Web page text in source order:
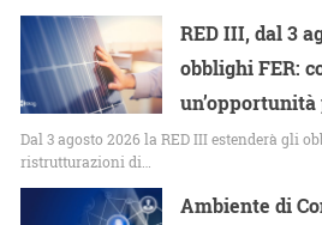
RED III, dal 3
obblighi FER:
Dal 3 agosto 2026 la RED III estenderà gli
ristrutturazioni di…
Ambiente di